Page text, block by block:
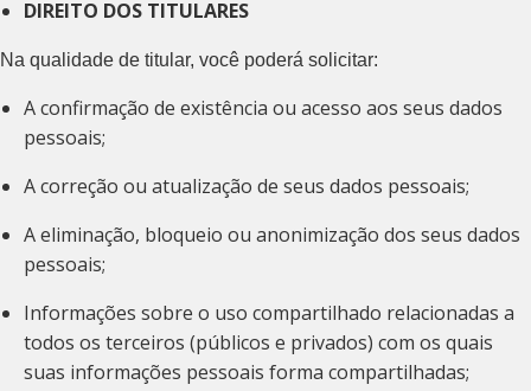
DIREITO DOS TITULARES
Na qualidade de titular, você poderá solicitar:
A confirmação de existência ou acesso aos seus dados
pessoais;
A correção ou atualização de seus dados pessoais;
A eliminação, bloqueio ou anonimização dos seus dados
pessoais;
Informações sobre o uso compartilhado relacionadas a
todos os terceiros (públicos e privados) com os quais
suas informações pessoais forma compartilhadas;